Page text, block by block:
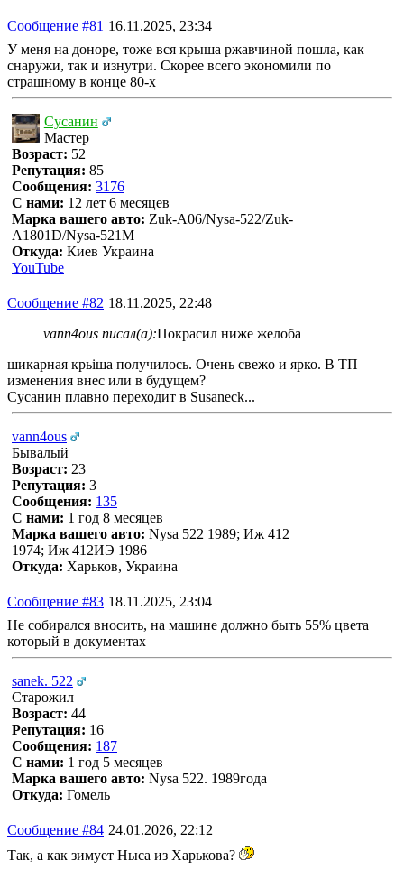
Сообщение #81 16.11.2025, 23:34
У меня на доноре, тоже вся крыша ржавчиной пошла, как
снаружи, так и изнутри. Скорее всего экономили по
страшному в конце 80-х
Сусанин
Мастер
Возраст: 52
Репутация: 85
Сообщения: 3176
С нами: 12 лет 6 месяцев
Марка вашего авто: Zuk-A06/Nysa-522/Zuk-
A1801D/Nysa-521M
Откуда: Киев Украина
YouTube
Сообщение #82 18.11.2025, 22:48
vann4ous писал(а):Покрасил ниже желоба
шикарная крьіша получилось. Очень свежо и ярко. В ТП
изменения внес или в будущем?
Сусанин плавно переходит в Susaneck...
vann4ous
Бывалый
Возраст: 23
Репутация: 3
Сообщения: 135
С нами: 1 год 8 месяцев
Марка вашего авто: Nysa 522 1989; Иж 412
1974; Иж 412ИЭ 1986
Откуда: Харьков, Украина
Сообщение #83 18.11.2025, 23:04
Не собирался вносить, на машине должно быть 55% цвета
который в документах
sanek. 522
Старожил
Возраст: 44
Репутация: 16
Сообщения: 187
С нами: 1 год 5 месяцев
Марка вашего авто: Nysa 522. 1989года
Откуда: Гомель
Сообщение #84 24.01.2026, 22:12
Так, а как зимует Ныса из Харькова?